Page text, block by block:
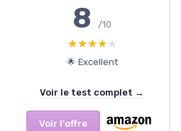
8/10
★★★★★
★★★★★
🌟 Excellent
Voir le test complet →
Voir l'offre